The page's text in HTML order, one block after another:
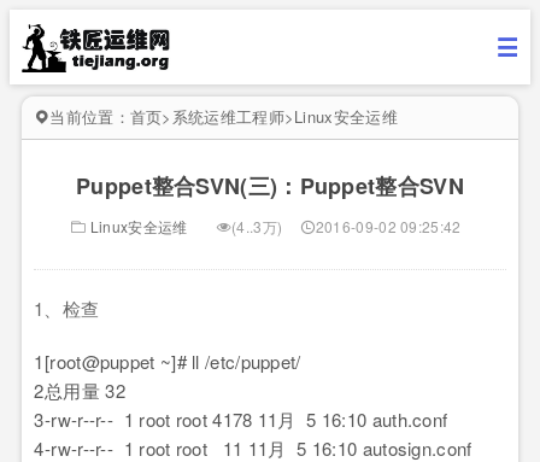
当前位置： 首页> 系统运维工程师>Linux安全运维
Puppet整合SVN(三)：Puppet整合SVN
Linux安全运维 (4..3万) 2016-09-02 09:25:42
1、检查
1
2
3
4
[root@puppet ~]# ll /etc/puppet/
总用量 32
-rw-r--r-- 1 root root 4178 11月 5 16:10 auth.conf
-rw-r--r-- 1 root root 11 11月 5 16:10 autosign.conf